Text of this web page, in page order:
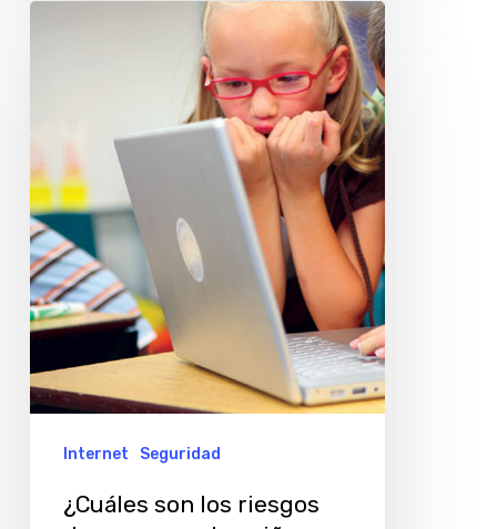
de
exponer
a
los
niños
en
las
redes
sociales?
Internet Seguridad
¿Cuáles son los riesgos